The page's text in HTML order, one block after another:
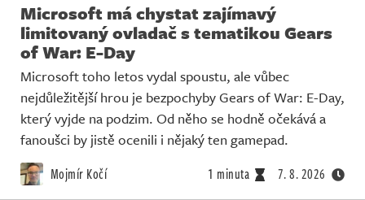
Microsoft má chystat zajímavý
limitovaný ovladač s tematikou Gears
of War: E-Day
Microsoft toho letos vydal spoustu, ale vůbec
nejdůležitější hrou je bezpochyby Gears of War: E-Day,
který vyjde na podzim. Od něho se hodně očekává a
fanoušci by jistě ocenili i nějaký ten gamepad.
Mojmír Kočí 1 minuta 7. 8. 2026